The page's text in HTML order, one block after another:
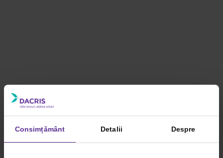
Consimțământ Detalii Despre